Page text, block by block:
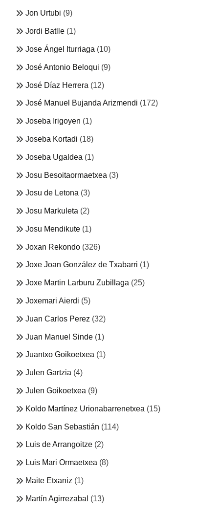
Jon Urtubi (9)
Jordi Batlle (1)
Jose Ángel Iturriaga (10)
José Antonio Beloqui (9)
José Díaz Herrera (12)
José Manuel Bujanda Arizmendi (172)
Joseba Irigoyen (1)
Joseba Kortadi (18)
Joseba Ugaldea (1)
Josu Besoitaormaetxea (3)
Josu de Letona (3)
Josu Markuleta (2)
Josu Mendikute (1)
Joxan Rekondo (326)
Joxe Joan González de Txabarri (1)
Joxe Martin Larburu Zubillaga (25)
Joxemari Aierdi (5)
Juan Carlos Perez (32)
Juan Manuel Sinde (1)
Juantxo Goikoetxea (1)
Julen Gartzia (4)
Julen Goikoetxea (9)
Koldo Martínez Urionabarrenetxea (15)
Koldo San Sebastián (114)
Luis de Arrangoitze (2)
Luis Mari Ormaetxea (8)
Maite Etxaniz (1)
Martín Agirrezabal (13)